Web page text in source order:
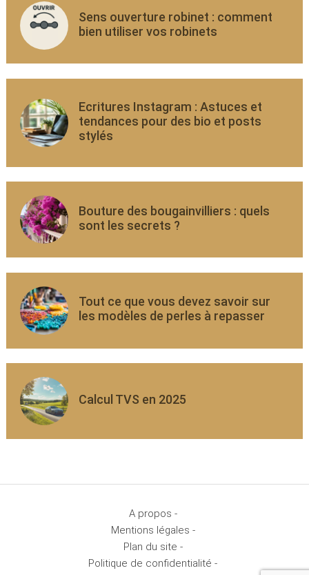
Sens ouverture robinet : comment
bien utiliser vos robinets
Ecritures Instagram : Astuces et
tendances pour des bio et posts
stylés
Bouture des bougainvilliers : quels
sont les secrets ?
Tout ce que vous devez savoir sur
les modèles de perles à repasser
Calcul TVS en 2025
A propos -
Mentions légales -
Plan du site -
Politique de confidentialité -